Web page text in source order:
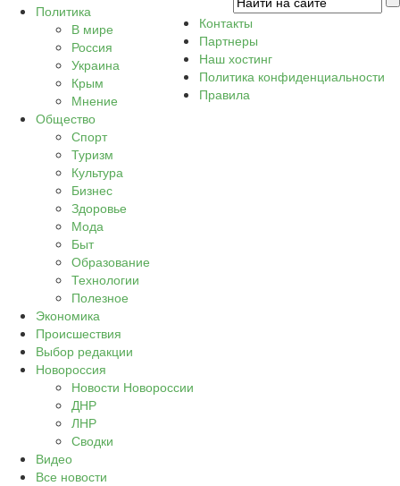
Политика
В мире
Россия
Украина
Крым
Мнение
Общество
Спорт
Туризм
Культура
Бизнес
Здоровье
Мода
Быт
Образование
Технологии
Полезное
Экономика
Происшествия
Выбор редакции
Новороссия
Новости Новороссии
ДНР
ЛНР
Сводки
Видео
Все новости
Контакты
Партнеры
Наш хостинг
Политика конфиденциальности
Правила